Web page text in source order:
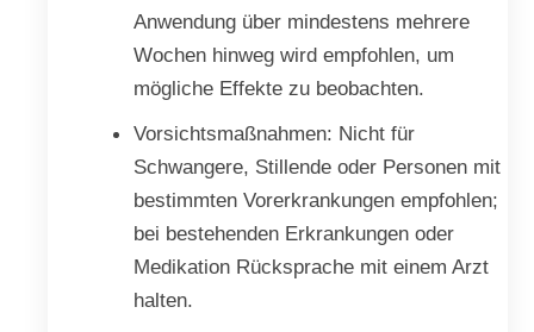
Anwendung über mindestens mehrere
Wochen hinweg wird empfohlen, um
mögliche Effekte zu beobachten.
Vorsichtsmaßnahmen: Nicht für
Schwangere, Stillende oder Personen mit
bestimmten Vorerkrankungen empfohlen;
bei bestehenden Erkrankungen oder
Medikation Rücksprache mit einem Arzt
halten.